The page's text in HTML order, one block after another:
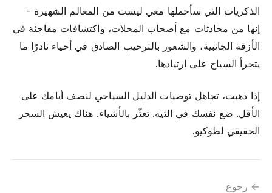
الذكريات التي سأحملها معي ليست من المعالم الشهيرة -
إنها من محادثات مع أصحاب المحلات، واكتشافات مفاجئة في
الأزقة الجانبية، والشعور بالترحيب الصادق في أحياء نادرًا ما
يتجرأ السياح على ارتيادها.
إذا ذهبت، تجاهل توصيات الدليل السياحي لنصف أيامك على
الأقل. ضع نفسك في التيه. تعثّر بالأشياء. هناك يعيش السحر
الحقيقي لطوكيو.
← رجوع